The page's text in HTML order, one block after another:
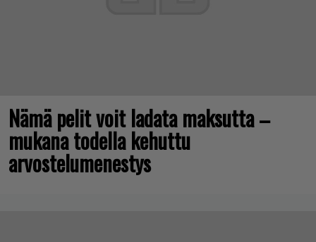
Nämä pelit voit ladata maksutta –
mukana todella kehuttu
arvostelumenestys